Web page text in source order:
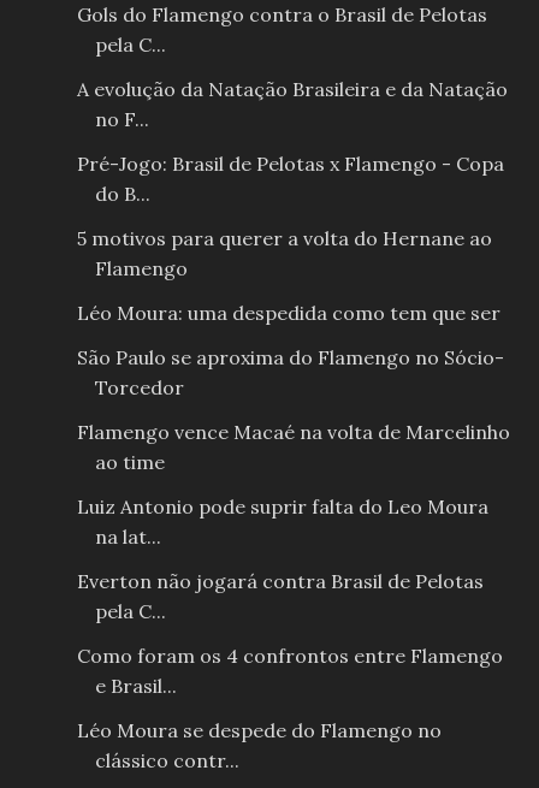
Gols do Flamengo contra o Brasil de Pelotas
pela C...
A evolução da Natação Brasileira e da Natação
no F...
Pré-Jogo: Brasil de Pelotas x Flamengo - Copa
do B...
5 motivos para querer a volta do Hernane ao
Flamengo
Léo Moura: uma despedida como tem que ser
São Paulo se aproxima do Flamengo no Sócio-
Torcedor
Flamengo vence Macaé na volta de Marcelinho
ao time
Luiz Antonio pode suprir falta do Leo Moura
na lat...
Everton não jogará contra Brasil de Pelotas
pela C...
Como foram os 4 confrontos entre Flamengo
e Brasil...
Léo Moura se despede do Flamengo no
clássico contr...